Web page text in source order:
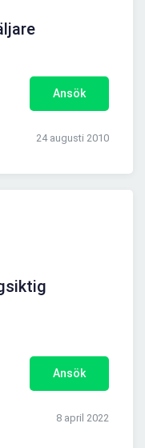
Ansök
24 augusti 2010
Ansök
8 april 2022